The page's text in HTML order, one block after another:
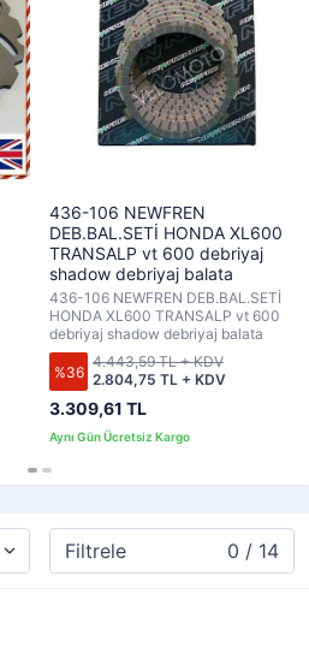
436-106 NEWFREN
DEB.BAL.SETİ HONDA XL600
TRANSALP vt 600 debriyaj
shadow debriyaj balata
436-106 NEWFREN DEB.BAL.SETİ
HONDA XL600 TRANSALP vt 600
debriyaj shadow debriyaj balata
%36
3.309,61 TL
2.804,75 TL + KDV
4.443,59 TL + KDV
Filtrele 0 / 14